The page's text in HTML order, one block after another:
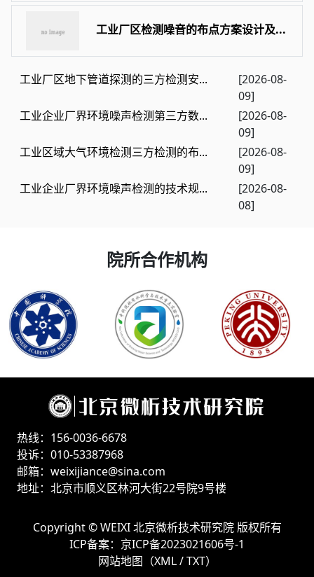
工业厂区检测噪音的布点方案设计及...
工业厂区地下管道探测的三方检测安...
[2026-08-
09]
工业企业厂界环境噪声检测第三方数...
[2026-08-
09]
工业区域大气环境检测三方检测的布...
[2026-08-
09]
工业企业厂界环境噪声检测的技术规...
[2026-08-
08]
院所合作机构
热线：156-0036-6678
投诉：010-53387968
邮箱：weixijiance@sina.com
地址：北京市顺义区林河大街22号院9号楼
Copyright ©WEIXI 北京微析技术研究院版权所有
ICP备案： 京ICP备2023021606号-1
网站地图（XML/TXT）